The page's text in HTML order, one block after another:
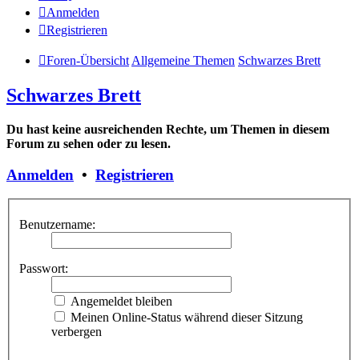
Anmelden
Registrieren
Foren-Übersicht Allgemeine Themen Schwarzes Brett
Schwarzes Brett
Du hast keine ausreichenden Rechte, um Themen in diesem
Forum zu sehen oder zu lesen.
Anmelden • Registrieren
Benutzername:
Passwort:
Angemeldet bleiben
Meinen Online-Status während dieser Sitzung
verbergen